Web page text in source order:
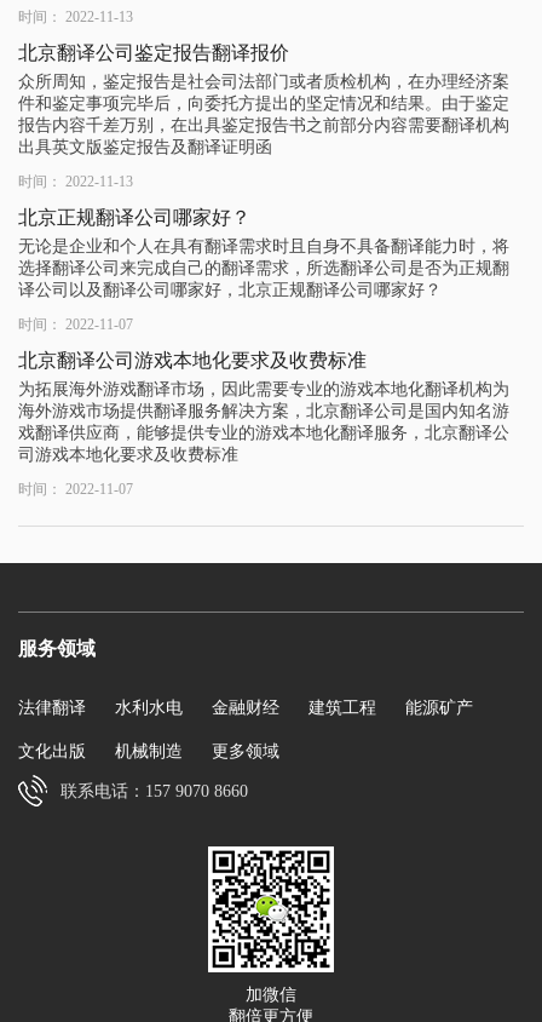
时间： 2022-11-13
北京翻译公司鉴定报告翻译报价
众所周知，鉴定报告是社会司法部门或者质检机构，在办理经济案
件和鉴定事项完毕后，向委托方提出的坚定情况和结果。由于鉴定
报告内容千差万别，在出具鉴定报告书之前部分内容需要翻译机构
出具英文版鉴定报告及翻译证明函
时间： 2022-11-13
北京正规翻译公司哪家好？
无论是企业和个人在具有翻译需求时且自身不具备翻译能力时，将
选择翻译公司来完成自己的翻译需求，所选翻译公司是否为正规翻
译公司以及翻译公司哪家好，北京正规翻译公司哪家好？
时间： 2022-11-07
北京翻译公司游戏本地化要求及收费标准
为拓展海外游戏翻译市场，因此需要专业的游戏本地化翻译机构为
海外游戏市场提供翻译服务解决方案，北京翻译公司是国内知名游
戏翻译供应商，能够提供专业的游戏本地化翻译服务，北京翻译公
司游戏本地化要求及收费标准
时间： 2022-11-07
服务领域
法律翻译 水利水电 金融财经 建筑工程 能源矿产
文化出版 机械制造 更多领域
联系电话：157 9070 8660
加微信
翻倍更方便